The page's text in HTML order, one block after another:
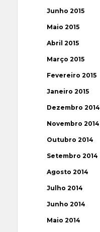
Junho 2015
Maio 2015
Abril 2015
Março 2015
Fevereiro 2015
Janeiro 2015
Dezembro 2014
Novembro 2014
Outubro 2014
Setembro 2014
Agosto 2014
Julho 2014
Junho 2014
Maio 2014